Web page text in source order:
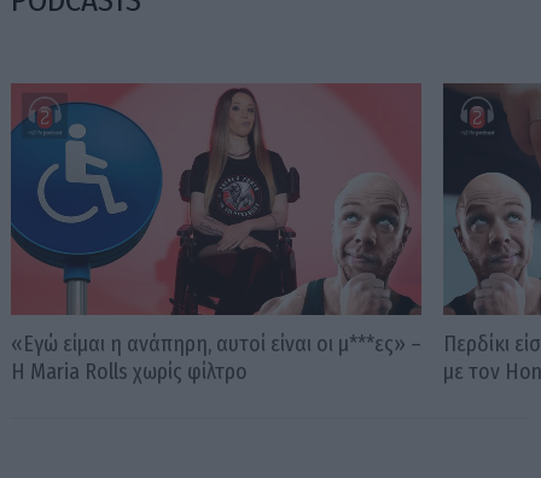
«Εγώ είμαι η ανάπηρη, αυτοί είναι οι μ***ες» –
Η Maria Rolls χωρίς φίλτρο
Περδίκι
με τον